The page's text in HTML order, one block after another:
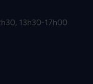
13h30-17h00